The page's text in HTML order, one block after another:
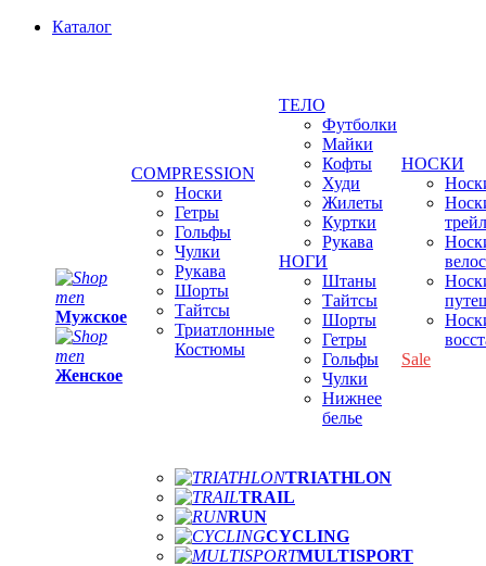
Каталог
Мужское
Женское
COMPRESSION
Носки
Гетры
Гольфы
Чулки
Рукава
Шорты
Тайтсы
Триатлонные
Костюмы
ТЕЛО
Футболки
Майки
Кофты
Худи
Жилеты
Куртки
Рукава
НОГИ
Штаны
Тайтсы
Шорты
Гетры
Гольфы
Чулки
Нижнее
белье
НОСКИ
Sale
TRIATHLON
TRAIL
RUN
CYCLING
MULTISPORT